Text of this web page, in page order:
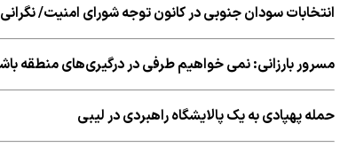
انتخابات سودان جنوبی در کانون توجه شورای امنیت/ نگرانی
مسرور بارزانی: نمی خواهیم طرفی در درگیری‌های منطقه
حمله پهپادی به یک پالایشگاه راهبردی در لیبی